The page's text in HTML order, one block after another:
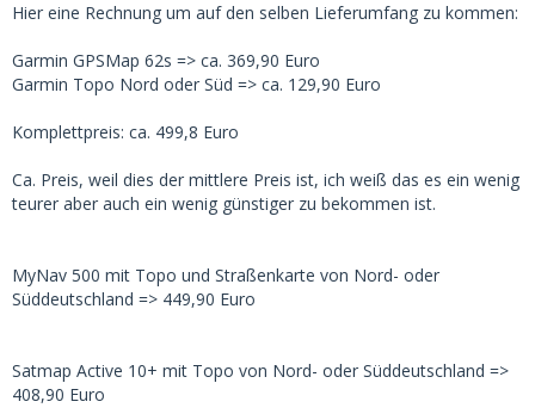
Hier eine Rechnung um auf den selben Lieferumfang zu kommen:
Garmin GPSMap 62s => ca. 369,90 Euro
Garmin Topo Nord oder Süd => ca. 129,90 Euro
Komplettpreis: ca. 499,8 Euro
Ca. Preis, weil dies der mittlere Preis ist, ich weiß das es ein wenig
teurer aber auch ein wenig günstiger zu bekommen ist.
MyNav 500 mit Topo und Straßenkarte von Nord- oder
Süddeutschland => 449,90 Euro
Satmap Active 10+ mit Topo von Nord- oder Süddeutschland =>
408,90 Euro